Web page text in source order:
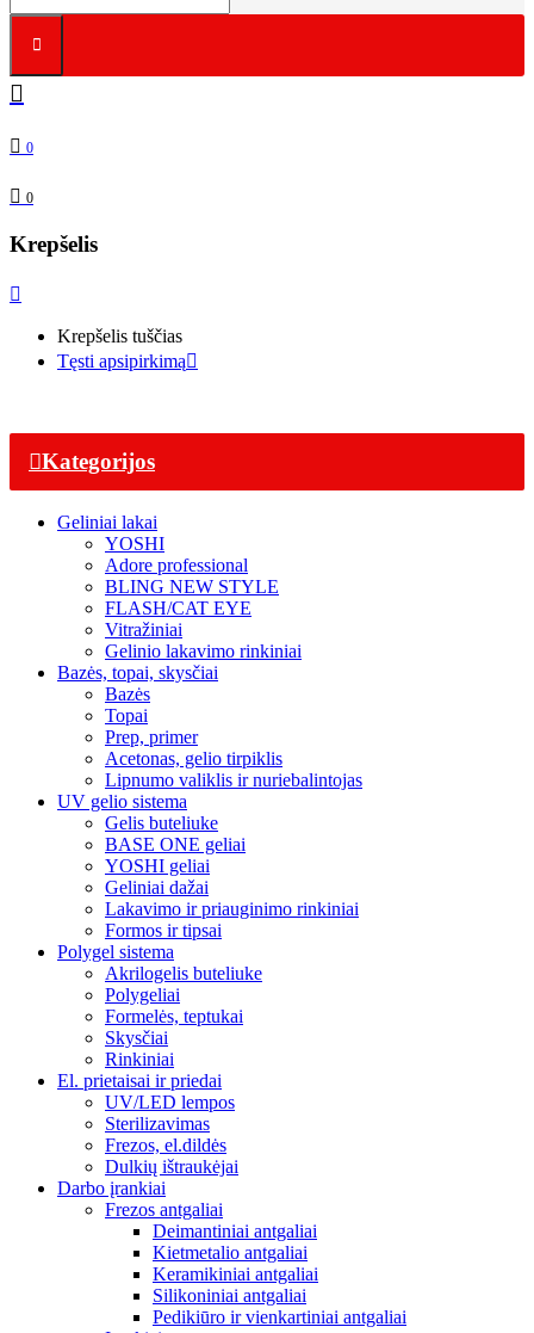
0
0
Krepšelis
Krepšelis tuščias
Tęsti apsipirkimą
Kategorijos
Geliniai lakai
YOSHI
Adore professional
BLING NEW STYLE
FLASH/CAT EYE
Vitražiniai
Gelinio lakavimo rinkiniai
Bazės, topai, skysčiai
Bazės
Topai
Prep, primer
Acetonas, gelio tirpiklis
Lipnumo valiklis ir nuriebalintojas
UV gelio sistema
Gelis buteliuke
BASE ONE geliai
YOSHI geliai
Geliniai dažai
Lakavimo ir priauginimo rinkiniai
Formos ir tipsai
Polygel sistema
Akrilogelis buteliuke
Polygeliai
Formelės, teptukai
Skysčiai
Rinkiniai
El. prietaisai ir priedai
UV/LED lempos
Sterilizavimas
Frezos, el.dildės
Dulkių ištraukėjai
Darbo įrankiai
Frezos antgaliai
Deimantiniai antgaliai
Kietmetalio antgaliai
Keramikiniai antgaliai
Silikoniniai antgaliai
Pedikiūro ir vienkartiniai antgaliai